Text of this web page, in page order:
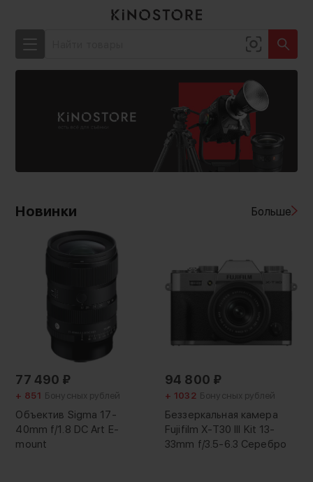
Новинки Больше
77 490 ₽
+ 851 Бонусных рублей
Объектив Sigma 17-
40mm f/1.8 DC Art E-
mount
94 800 ₽
+ 1032 Бонусных рублей
Беззеркальная камера
Fujifilm X-T30 III Kit 13-
33mm f/3.5-6.3 Серебро